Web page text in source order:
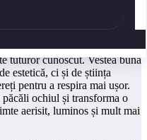
unui spațiu mic? Fie
orașului, un dormitor
birou improvizat acasă,
tuturor cunoscut. Vestea bună
estetică, ci și de știința
pentru a respira mai ușor.
ochiul și transforma o
aerisit, luminos și mult mai